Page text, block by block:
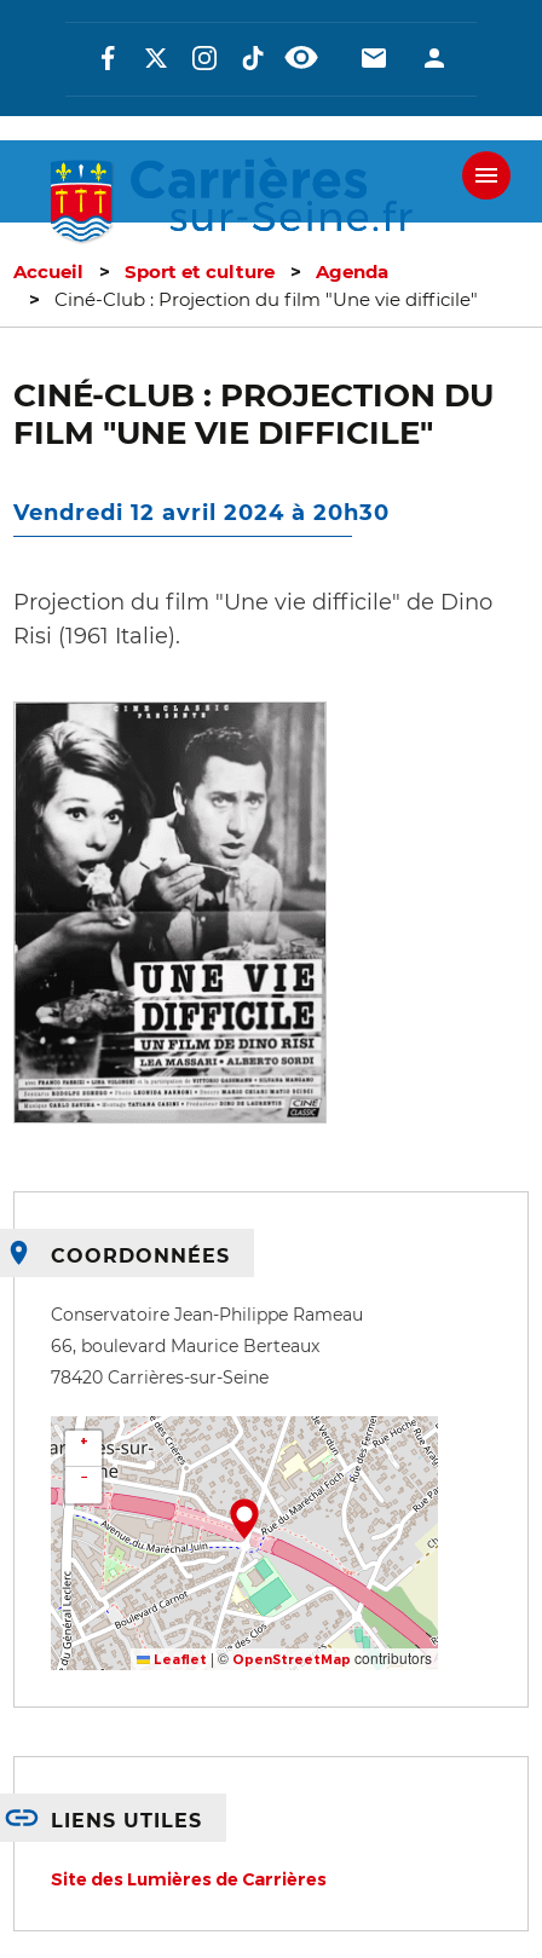
Aller
au
contenu
Réseaux
En-
-
En-
-
Accueil Sport et culture
Agenda
Ciné-Club : Projection du film "Une vie difficile"
CINÉ-CLUB : PROJECTION DU
FILM "UNE VIE DIFFICILE"
Vendredi 12 avril 2024 à 20h30
Projection du film "Une vie difficile" de Dino
Risi (1961 Italie).
COORDONNÉES
Conservatoire Jean-Philippe Rameau
66, boulevard Maurice Berteaux
78420 Carrières-sur-Seine
+
−
Leaflet |©OpenStreetMap contributors
LIENS UTILES
Site des Lumières de Carrières